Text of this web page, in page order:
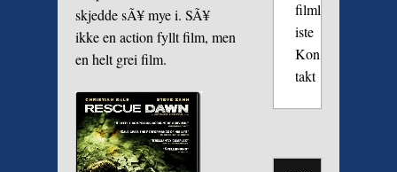
skjedde sÃ¥ mye i. SÃ¥
ikke en action fyllt film, men
en helt grei film.
filml
iste
Kon
takt